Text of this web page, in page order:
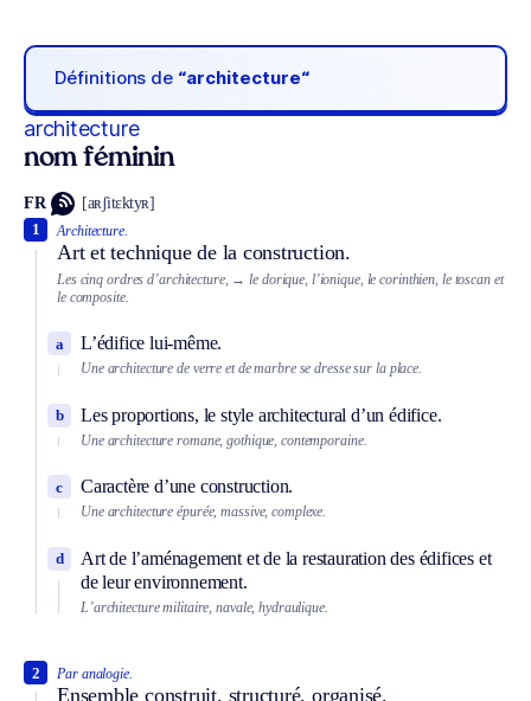
Définitions de “architecture“
architecture
nom féminin
FR [aʀʃitɛktyʀ]
Architecture.
Art et technique de la construction.
1
Les cinq ordres d’architecture, → le dorique, l’ionique, le corinthien, le toscan et
le composite.
L’édifice lui-même.
a
Une architecture de verre et de marbre se dresse sur la place.
Les proportions, le style architectural d’un édifice.
b
Une architecture romane, gothique, contemporaine.
Caractère d’une construction.
c
Une architecture épurée, massive, complexe.
Art de l’aménagement et de la restauration des édifices et
de leur environnement.
d
L’architecture militaire, navale, hydraulique.
Par analogie.
Ensemble construit, structuré, organisé.
2